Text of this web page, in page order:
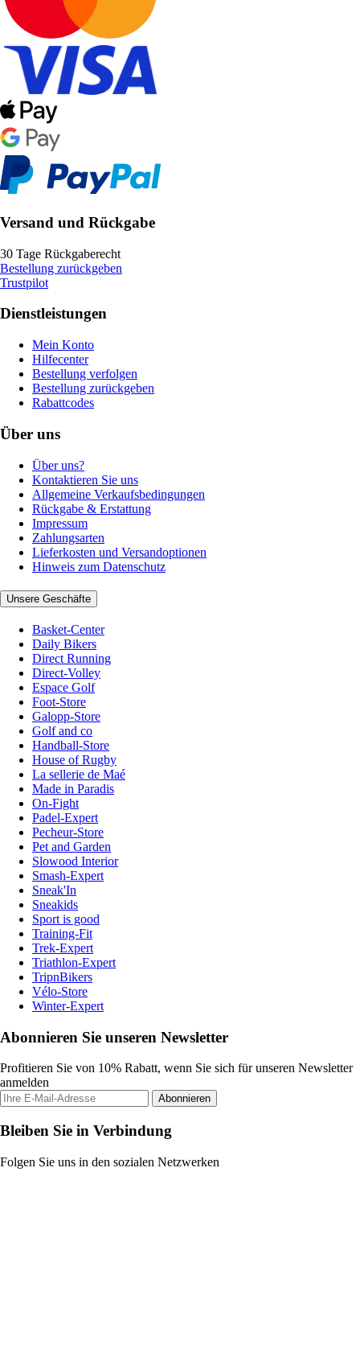
Versand und Rückgabe
30 Tage Rückgaberecht
Bestellung zurückgeben
Trustpilot
Dienstleistungen
Mein Konto
Hilfecenter
Bestellung verfolgen
Bestellung zurückgeben
Rabattcodes
Über uns
Über uns?
Kontaktieren Sie uns
Allgemeine Verkaufsbedingungen
Rückgabe & Erstattung
Impressum
Zahlungsarten
Lieferkosten und Versandoptionen
Hinweis zum Datenschutz
Unsere Geschäfte
Basket-Center
Daily Bikers
Direct Running
Direct-Volley
Espace Golf
Foot-Store
Galopp-Store
Golf and co
Handball-Store
House of Rugby
La sellerie de Maé
Made in Paradis
On-Fight
Padel-Expert
Pecheur-Store
Pet and Garden
Slowood Interior
Smash-Expert
Sneak'In
Sneakids
Sport is good
Training-Fit
Trek-Expert
Triathlon-Expert
TripnBikers
Vélo-Store
Winter-Expert
Abonnieren Sie unseren Newsletter
Profitieren Sie von 10% Rabatt, wenn Sie sich für unseren Newsletter
anmelden
Abonnieren
Bleiben Sie in Verbindung
Folgen Sie uns in den sozialen Netzwerken